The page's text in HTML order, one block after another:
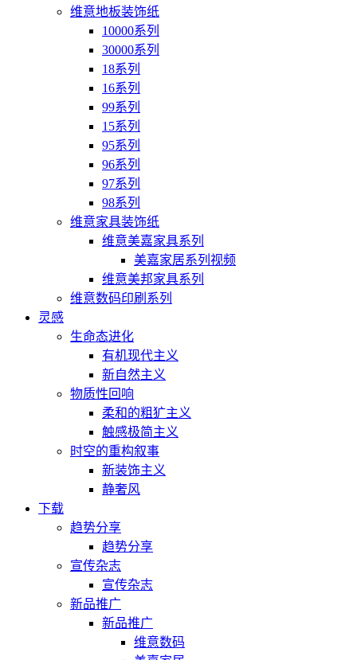
维意地板装饰纸
10000系列
30000系列
18系列
16系列
99系列
15系列
95系列
96系列
97系列
98系列
维意家具装饰纸
维意美嘉家具系列
美嘉家居系列视频
维意美邦家具系列
维意数码印刷系列
灵感
生命态进化
有机现代主义
新自然主义
物质性回响
柔和的粗犷主义
触感极简主义
时空的重构叙事
新装饰主义
静奢风
下载
趋势分享
趋势分享
宣传杂志
宣传杂志
新品推广
新品推广
维意数码